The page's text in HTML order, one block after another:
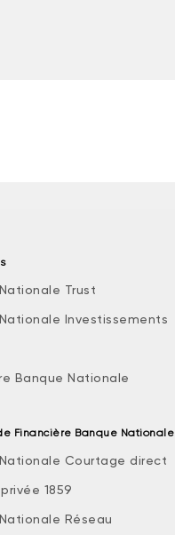
Trust
Investissements
Banque Nationale
Financière Banque Nationale
Courtage direct
1859
Réseau